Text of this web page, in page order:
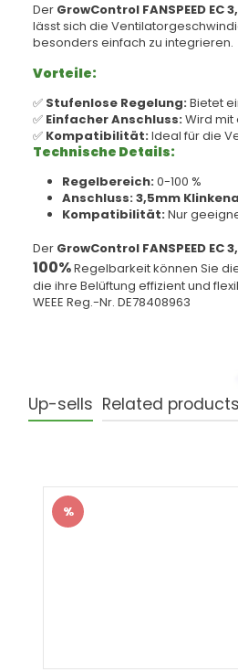
Der GrowControl FANSPEED
lässt sich die
besonders einfach zu integrieren.
Vorteile:
✅ Stufenlose Regelung:Bietet
✅ Einfacher Anschluss:Wird mit
✅ Kompatibilität:Ideal für die
Technische Details:
Regelbereich:0-100 %
Anschluss:3,5mm
Kompatibilität:Nur
Der GrowControl FANSPEED
100%Regelbarkeit können Sie
die ihre Belüftung effizient und
WEEE Reg.-Nr. DE78408963
Up-sells Related products
Rabatt
%